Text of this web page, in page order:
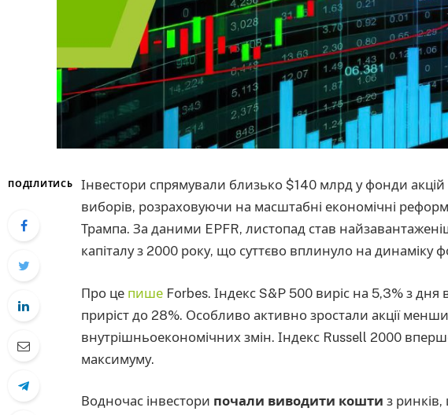
ПОДІЛИТИСЬ
Інвестори спрямували близько $140 млрд у фонди
виборів, розраховуючи на масштабні економічні
Трампа. За даними EPFR, листопад став
капіталу з 2000 року, що суттєво вплинуло на динаміку
Про це пише Forbes. Індекс S&P 500 виріс на 5,3% з
приріст до 28%. Особливо активно зростали акції
внутрішньоекономічних змін. Індекс Russell 2000
максимуму.
Водночас інвестори почали виводити кошти з